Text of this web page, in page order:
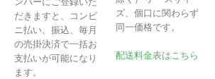
だきますと、コンビ
ニ払い、振込、毎月
の売掛決済で一括お
支払いが可能になり
ます。
ズ、個口に関わらず
同一価格です。
配送料金表はこちら